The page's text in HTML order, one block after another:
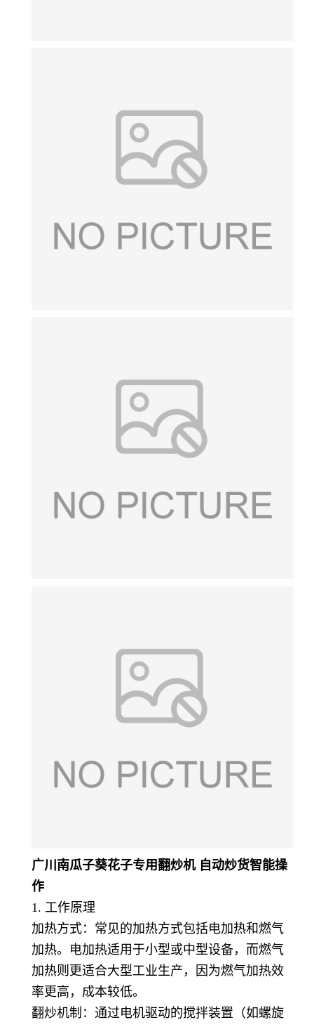
广川南瓜子葵花子专用翻炒机 自动炒货智能操
作
1. 工作原理
加热方式：常见的加热方式包括电加热和燃气
加热。电加热适用于小型或中型设备，而燃气
加热则更适合大型工业生产，因为燃气加热效
率更高，成本较低。
翻炒机制：通过电机驱动的搅拌装置（如螺旋